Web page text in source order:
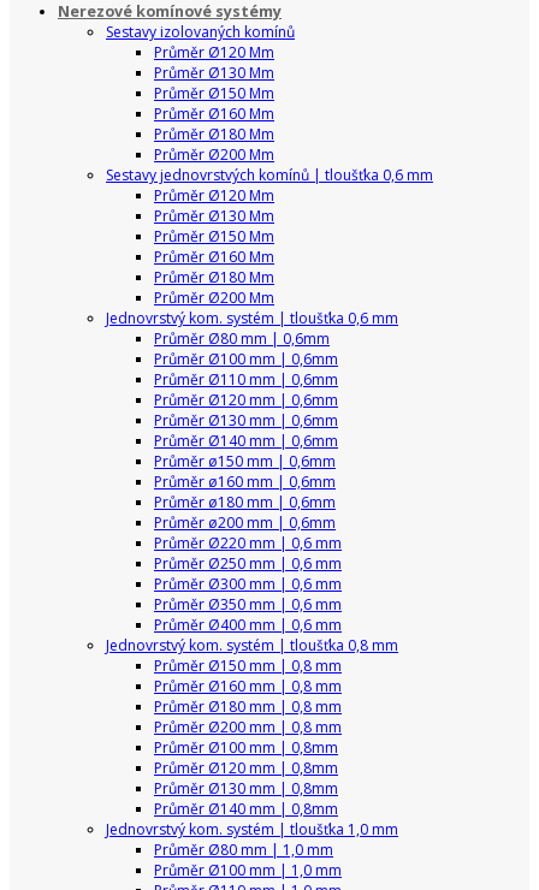
Nerezové komínové systémy
Sestavy izolovaných komínů
Průměr Ø120 Mm
Průměr Ø130 Mm
Průměr Ø150 Mm
Průměr Ø160 Mm
Průměr Ø180 Mm
Průměr Ø200 Mm
Sestavy jednovrstvých komínů | tloušťka 0,6 mm
Průměr Ø120 Mm
Průměr Ø130 Mm
Průměr Ø150 Mm
Průměr Ø160 Mm
Průměr Ø180 Mm
Průměr Ø200 Mm
Jednovrstvý kom. systém | tloušťka 0,6 mm
Průměr Ø80 mm | 0,6mm
Průměr Ø100 mm | 0,6mm
Průměr Ø110 mm | 0,6mm
Průměr Ø120 mm | 0,6mm
Průměr Ø130 mm | 0,6mm
Průměr Ø140 mm | 0,6mm
Průměr ø150 mm | 0,6mm
Průměr ø160 mm | 0,6mm
Průměr ø180 mm | 0,6mm
Průměr ø200 mm | 0,6mm
Průměr Ø220 mm | 0,6 mm
Průměr Ø250 mm | 0,6 mm
Průměr Ø300 mm | 0,6 mm
Průměr Ø350 mm | 0,6 mm
Průměr Ø400 mm | 0,6 mm
Jednovrstvý kom. systém | tloušťka 0,8 mm
Průměr Ø150 mm | 0,8 mm
Průměr Ø160 mm | 0,8 mm
Průměr Ø180 mm | 0,8 mm
Průměr Ø200 mm | 0,8 mm
Průměr Ø100 mm | 0,8mm
Průměr Ø120 mm | 0,8mm
Průměr Ø130 mm | 0,8mm
Průměr Ø140 mm | 0,8mm
Jednovrstvý kom. systém | tloušťka 1,0 mm
Průměr Ø80 mm | 1,0 mm
Průměr Ø100 mm | 1,0 mm